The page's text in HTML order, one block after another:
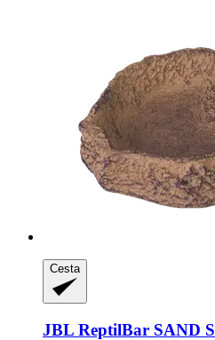
Cesta
JBL ReptilBar SAND S